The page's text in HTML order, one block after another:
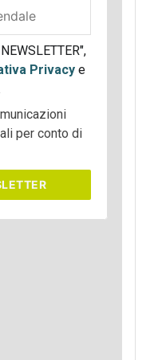
Privacy e
per conto di